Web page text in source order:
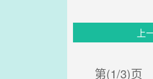
上
第(1/3)页